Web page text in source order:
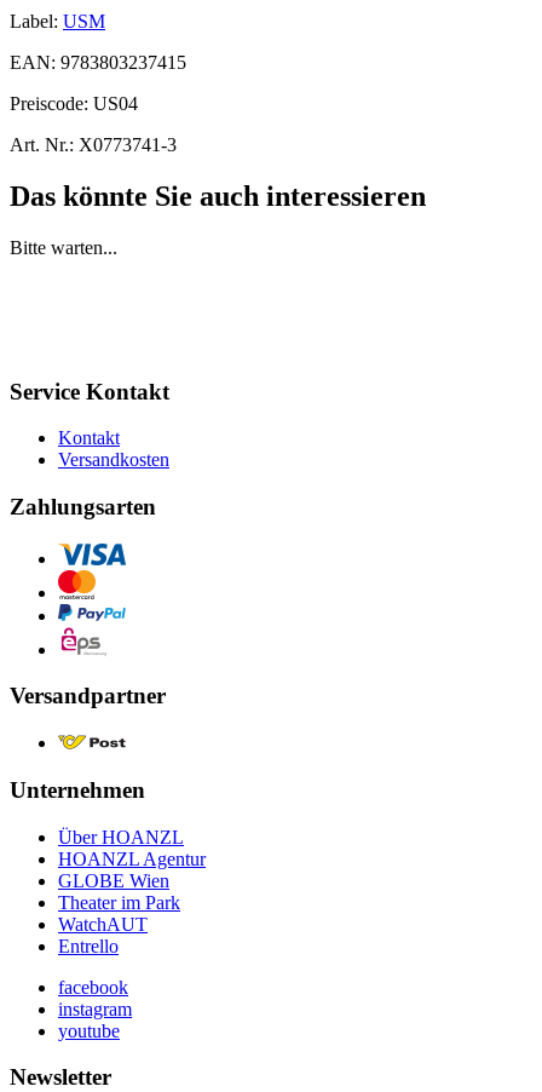
Label: USM
EAN: 9783803237415
Preiscode: US04
Art. Nr.: X0773741-3
Das könnte Sie auch interessieren
Bitte warten...
Service Kontakt
Kontakt
Versandkosten
Zahlungsarten
Versandpartner
Unternehmen
Über HOANZL
HOANZL Agentur
GLOBE Wien
Theater im Park
WatchAUT
Entrello
facebook
instagram
youtube
Newsletter